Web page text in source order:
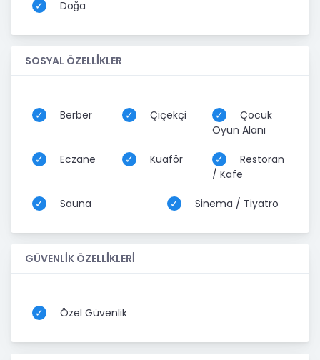
Doğa
SOSYAL ÖZELLİKLER
Berber Çiçekçi
Çocuk
Oyun Alanı
Eczane Kuaför
Restoran
/ Kafe
Sauna Sinema / Tiyatro
GÜVENLİK ÖZELLİKLERİ
Özel Güvenlik